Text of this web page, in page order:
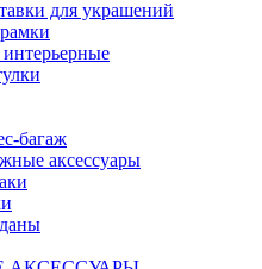
для украшений
багаж
аксессуары